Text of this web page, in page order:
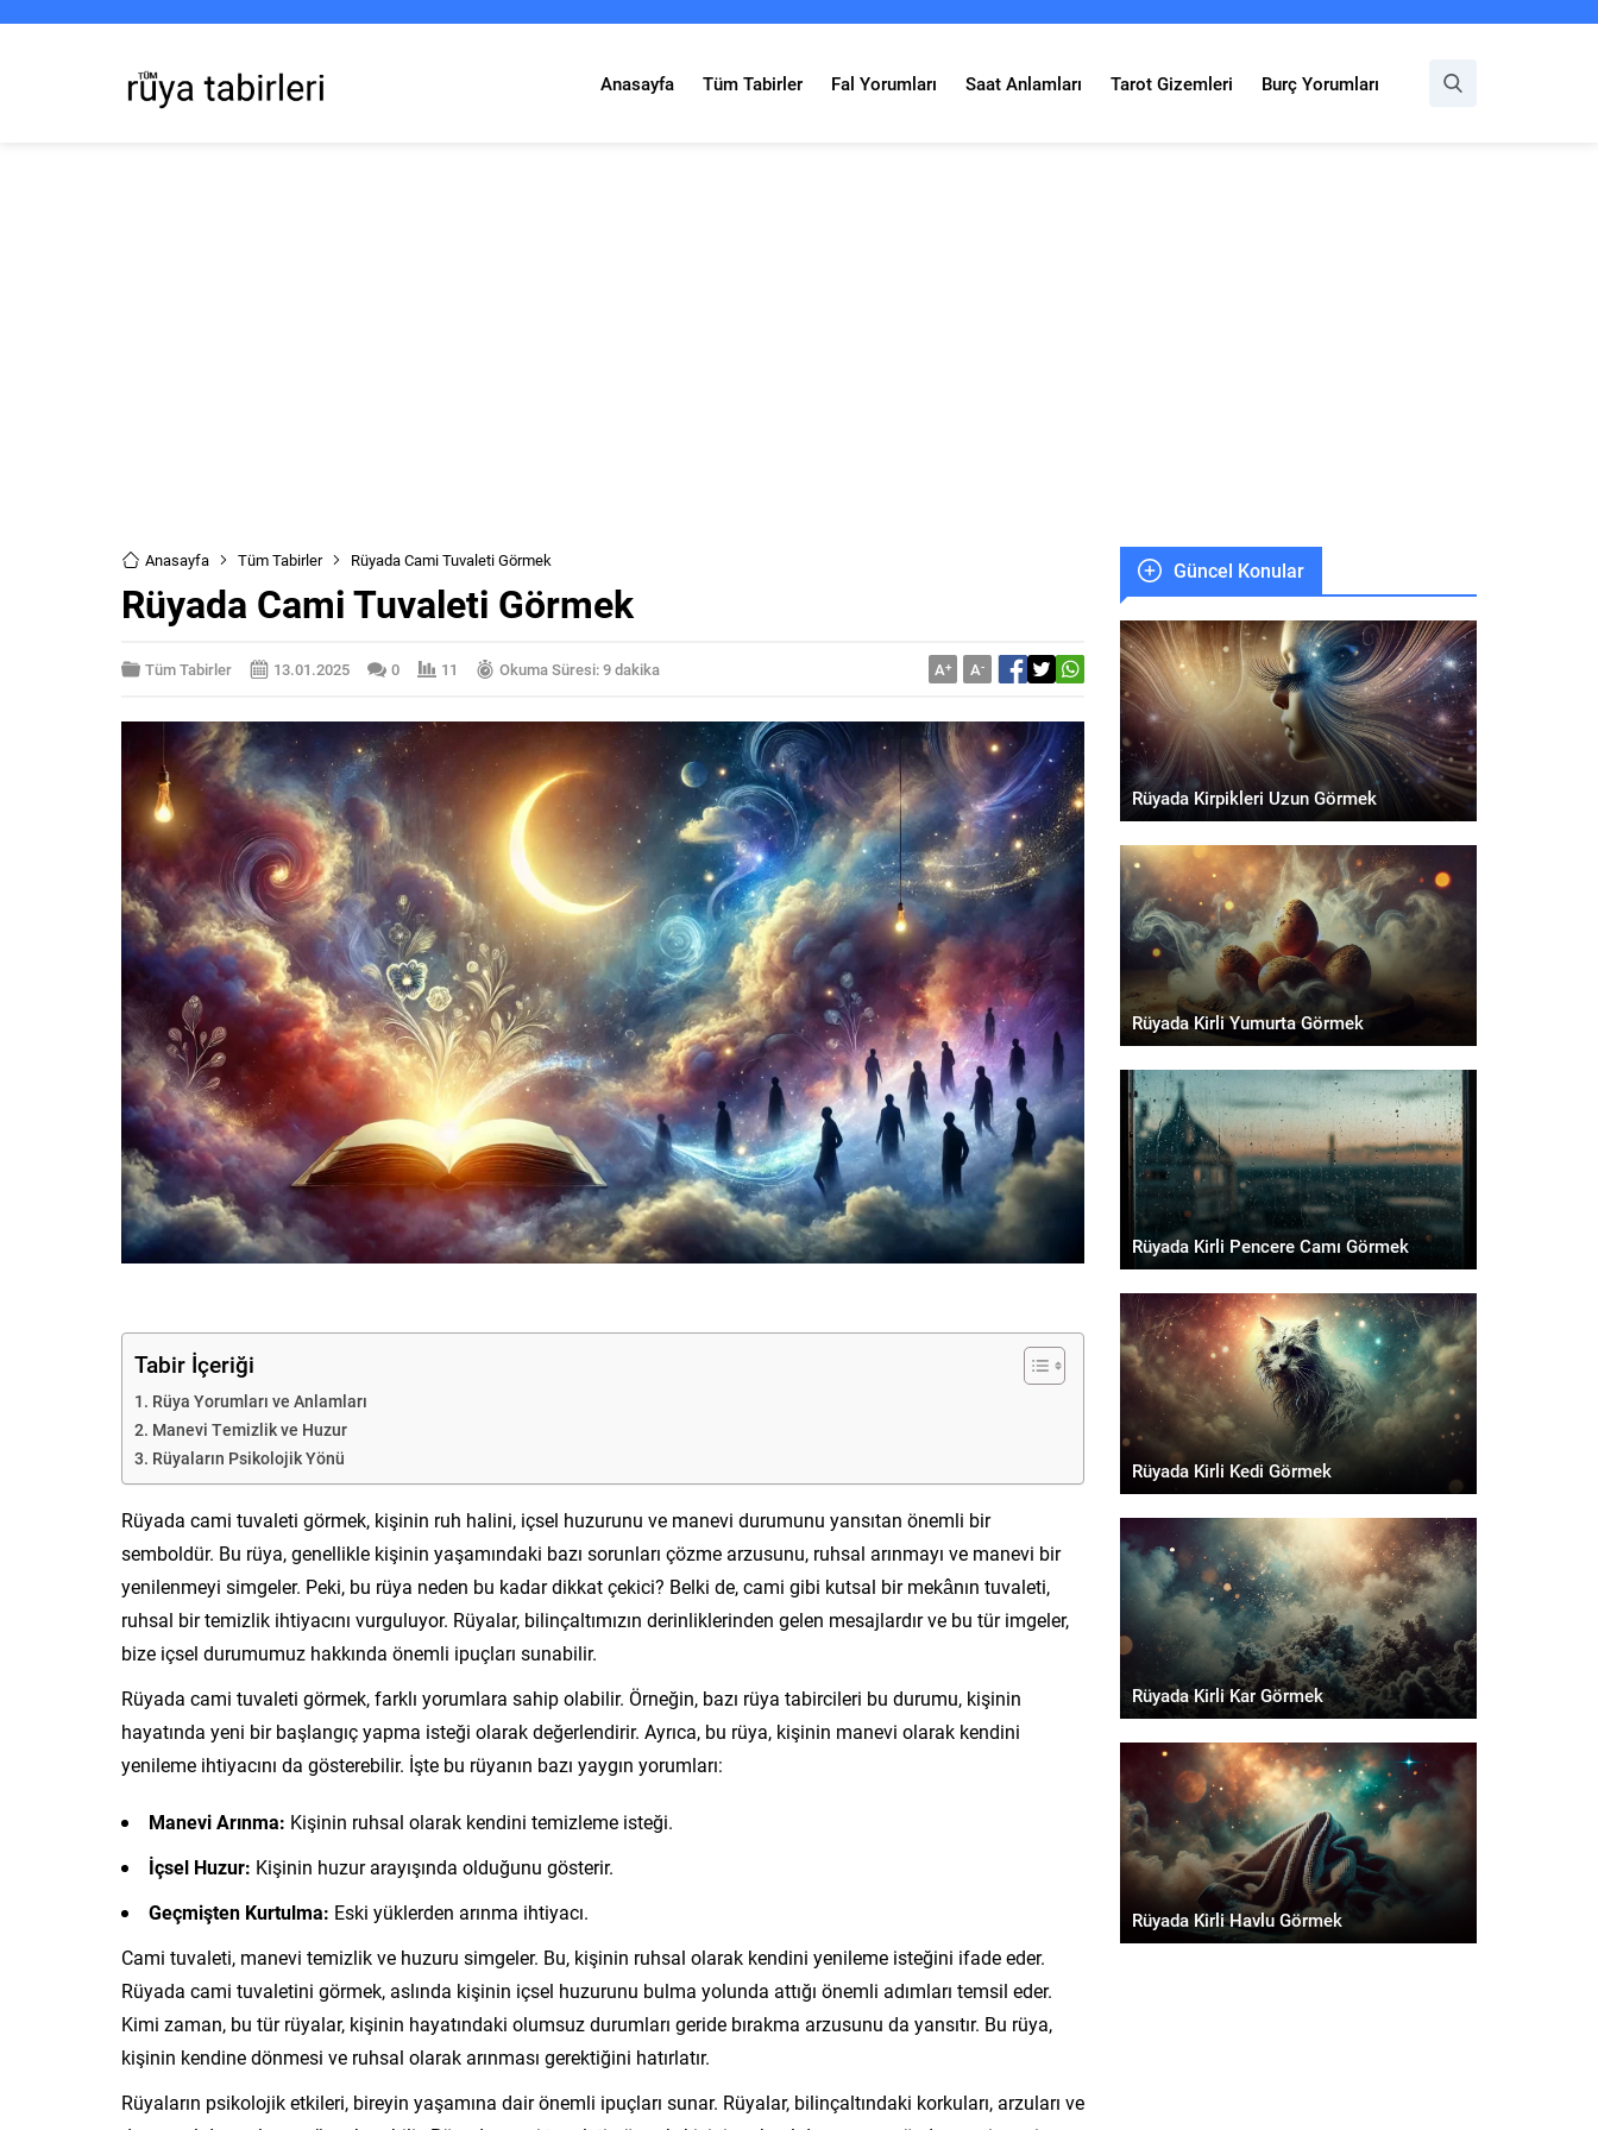
Anasayfa Tüm Tabirler Fal Yorumları Saat Anlamları Tarot Gizemleri Burç Yorumları
Anasayfa Tüm Tabirler Rüyada Cami Tuvaleti Görmek
Rüyada Cami Tuvaleti Görmek
Tüm Tabirler 13.01.2025 0 11 Okuma Süresi: 9 dakika A+ A-
Tabir İçeriği
Rüya Yorumları ve Anlamları
Manevi Temizlik ve Huzur
Rüyaların Psikolojik Yönü
Rüyada cami tuvaleti görmek, kişinin ruh halini, içsel huzurunu ve manevi durumunu yansıtan önemli bir
semboldür. Bu rüya, genellikle kişinin yaşamındaki bazı sorunları çözme arzusunu, ruhsal arınmayı ve manevi bir
yenilenmeyi simgeler. Peki, bu rüya neden bu kadar dikkat çekici? Belki de, cami gibi kutsal bir mekânın tuvaleti,
ruhsal bir temizlik ihtiyacını vurguluyor. Rüyalar, bilinçaltımızın derinliklerinden gelen mesajlardır ve bu tür imgeler,
bize içsel durumumuz hakkında önemli ipuçları sunabilir.
Rüyada cami tuvaleti görmek, farklı yorumlara sahip olabilir. Örneğin, bazı rüya tabircileri bu durumu, kişinin
hayatında yeni bir başlangıç yapma isteği olarak değerlendirir. Ayrıca, bu rüya, kişinin manevi olarak kendini
yenileme ihtiyacını da gösterebilir. İşte bu rüyanın bazı yaygın yorumları:
Manevi Arınma: Kişinin ruhsal olarak kendini temizleme isteği.
İçsel Huzur: Kişinin huzur arayışında olduğunu gösterir.
Geçmişten Kurtulma: Eski yüklerden arınma ihtiyacı.
Cami tuvaleti, manevi temizlik ve huzuru simgeler. Bu, kişinin ruhsal olarak kendini yenileme isteğini ifade eder.
Rüyada cami tuvaletini görmek, aslında kişinin içsel huzurunu bulma yolunda attığı önemli adımları temsil eder.
Kimi zaman, bu tür rüyalar, kişinin hayatındaki olumsuz durumları geride bırakma arzusunu da yansıtır. Bu rüya,
kişinin kendine dönmesi ve ruhsal olarak arınması gerektiğini hatırlatır.
Rüyaların psikolojik etkileri, bireyin yaşamına dair önemli ipuçları sunar. Rüyalar, bilinçaltındaki korkuları, arzuları ve
Güncel Konular
Rüyada Kirpikleri Uzun Görmek
Rüyada Kirli Yumurta Görmek
Rüyada Kirli Pencere Camı Görmek
Rüyada Kirli Kedi Görmek
Rüyada Kirli Kar Görmek
Rüyada Kirli Havlu Görmek